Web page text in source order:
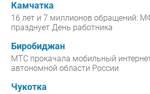
Камчатка
16 лет и 7 миллионов обращений:
празднует День работника
Биробиджан
МТС прокачала мобильный
автономной области России
Чукотка